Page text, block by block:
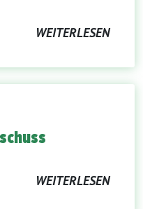
WEITERLESEN
WEITERLESEN